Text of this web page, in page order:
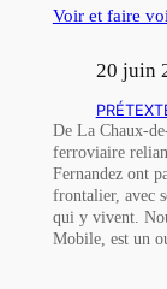
Voir et faire
20 juin
De La Chaux-
ferroviaire
Fernandez ont
frontalier, avec
qui y vivent.
Mobile, est un